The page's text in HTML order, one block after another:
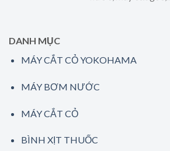
DANH MỤC
MÁY CẮT CỎ YOKOHAMA
MÁY BƠM NƯỚC
MÁY CẮT CỎ
BÌNH XỊT THUỐC